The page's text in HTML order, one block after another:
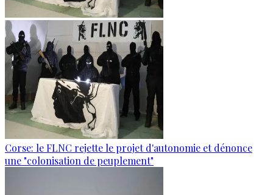
Corse: le FLNC rejette le projet d'autonomie et dénonce
une "colonisation de peuplement"